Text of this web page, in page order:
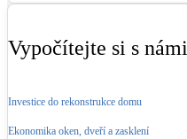
Vypočítejte si s námi
Investice do rekonstrukce domu
Ekonomika oken, dveří a zasklení